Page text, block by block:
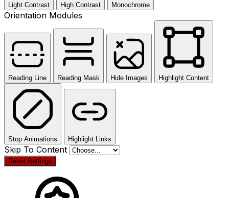
Light Contrast High Contrast Monochrome
Orientation Modules
Reading Line Reading Mask Hide Images Highlight Content
Stop Animations Highlight Links
Skip To Content
Reset Settings